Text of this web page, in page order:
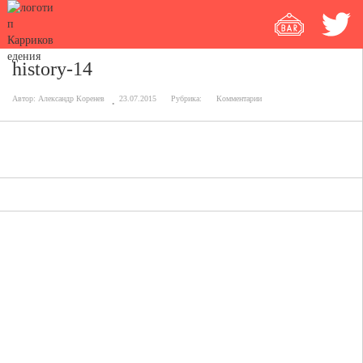
history-14
Автор: Александр Коренев 23.07.2015 Рубрика: Комментарии